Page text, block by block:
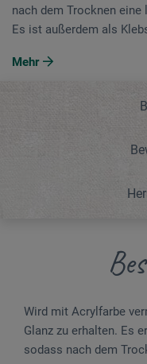
nach dem Trocknen
Es ist außerdem als
Mehr
Wird mit Acrylfarbe
Glanz zu erhalten. Es
sodass nach dem